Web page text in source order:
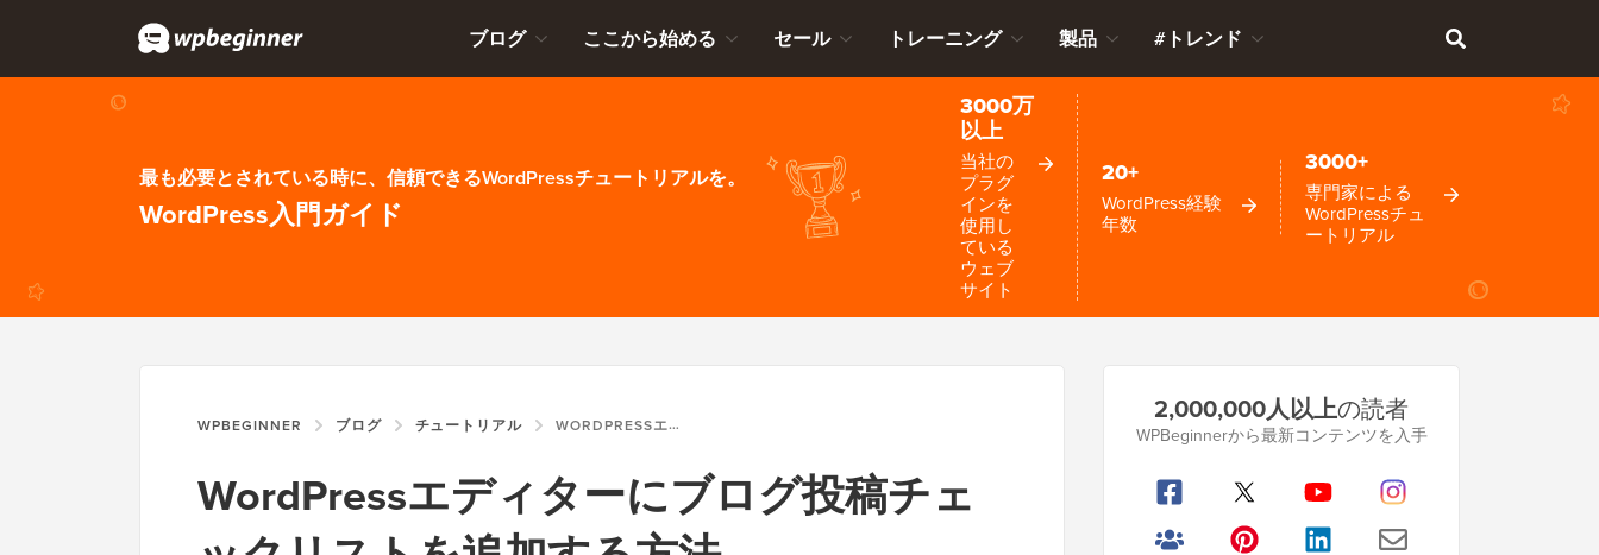
ブログ ここから始める セール トレーニング 製品 #トレンド
最も必要とされている時に、信頼できるWordPressチュートリアルを。
WordPress入門ガイド
3000万
以上
当社の
プラグ
インを
使用し
ている
ウェブ
サイト
20+
WordPress経験
年数
3000+
専門家による
WordPressチュ
ートリアル
WPBEGINNER ブログ チュートリアル WORDPRESSエディターにブログ投稿チェックリストを追加する方法
WordPressエディターにブログ投稿チェ
2,000,000人以上の読者
WPBeginnerから最新コンテンツを入手